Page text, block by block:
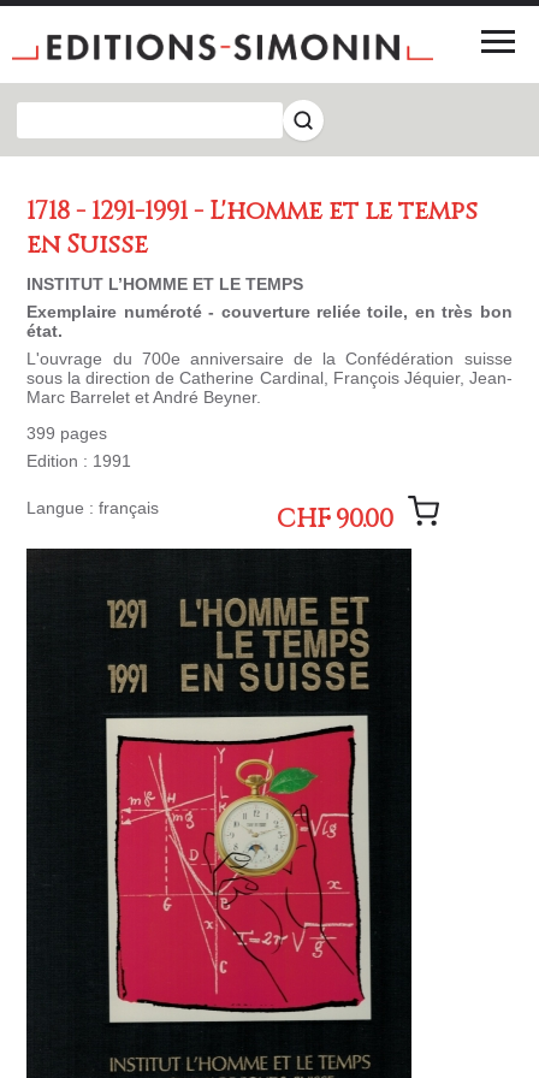
1718 - 1291-1991 - L'homme et le temps
en Suisse
INSTITUT L’HOMME ET LE TEMPS
Exemplaire numéroté - couverture reliée toile, en très bon
état.
L'ouvrage du 700e anniversaire de la Confédération suisse
sous la direction de Catherine Cardinal, François Jéquier, Jean-
Marc Barrelet et André Beyner.
399 pages
Edition : 1991
Langue : français CHF 90.00